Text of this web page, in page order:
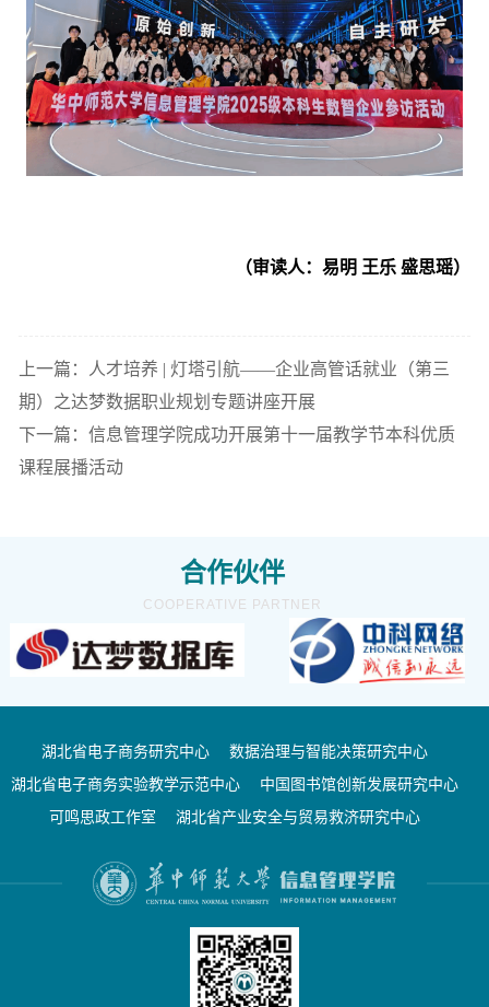
（审读人：易明 王乐 盛思瑶）
上一篇：人才培养 | 灯塔引航——企业高管话就业（第三
期）之达梦数据职业规划专题讲座开展
下一篇：信息管理学院成功开展第十一届教学节本科优质
课程展播活动
合作伙伴
COOPERATIVE PARTNER
湖北省电子商务研究中心
数据治理与智能决策研究中心
湖北省电子商务实验教学示范中心
中国图书馆创新发展研究中心
可鸣思政工作室
湖北省产业安全与贸易救济研究中心